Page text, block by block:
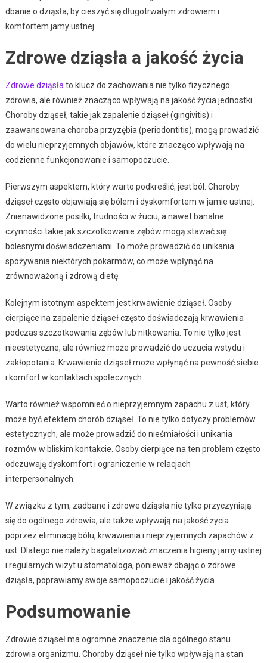
dbanie o dziąsła, by cieszyć się długotrwałym zdrowiem i
komfortem jamy ustnej.
Zdrowe dziąsła a jakość życia
Zdrowe dziąsła to klucz do zachowania nie tylko fizycznego
zdrowia, ale również znacząco wpływają na jakość życia jednostki.
Choroby dziąseł, takie jak zapalenie dziąseł (gingivitis) i
zaawansowana choroba przyzębia (periodontitis), mogą prowadzić
do wielu nieprzyjemnych objawów, które znacząco wpływają na
codzienne funkcjonowanie i samopoczucie.
Pierwszym aspektem, który warto podkreślić, jest ból. Choroby
dziąseł często objawiają się bólem i dyskomfortem w jamie ustnej.
Znienawidzone posiłki, trudności w żuciu, a nawet banalne
czynności takie jak szczotkowanie zębów mogą stawać się
bolesnymi doświadczeniami. To może prowadzić do unikania
spożywania niektórych pokarmów, co może wpłynąć na
zrównoważoną i zdrową dietę.
Kolejnym istotnym aspektem jest krwawienie dziąseł. Osoby
cierpiące na zapalenie dziąseł często doświadczają krwawienia
podczas szczotkowania zębów lub nitkowania. To nie tylko jest
nieestetyczne, ale również może prowadzić do uczucia wstydu i
zakłopotania. Krwawienie dziąseł może wpłynąć na pewność siebie
i komfort w kontaktach społecznych.
Warto również wspomnieć o nieprzyjemnym zapachu z ust, który
może być efektem chorób dziąseł. To nie tylko dotyczy problemów
estetycznych, ale może prowadzić do nieśmiałości i unikania
rozmów w bliskim kontakcie. Osoby cierpiące na ten problem często
odczuwają dyskomfort i ograniczenie w relacjach
interpersonalnych.
W związku z tym, zadbane i zdrowe dziąsła nie tylko przyczyniają
się do ogólnego zdrowia, ale także wpływają na jakość życia
poprzez eliminację bólu, krwawienia i nieprzyjemnych zapachów z
ust. Dlatego nie należy bagatelizować znaczenia higieny jamy ustnej
i regularnych wizyt u stomatologa, ponieważ dbając o zdrowe
dziąsła, poprawiamy swoje samopoczucie i jakość życia.
Podsumowanie
Zdrowie dziąseł ma ogromne znaczenie dla ogólnego stanu
zdrowia organizmu. Choroby dziąseł nie tylko wpływają na stan